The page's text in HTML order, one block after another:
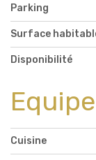
Parking
Surface
Disponibilité
Cuisine